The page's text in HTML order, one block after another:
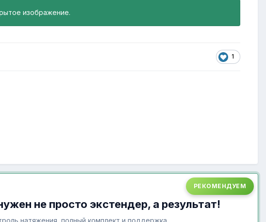
изображение.
1
РЕКОМЕНДУЕМ
не просто экстендер, а результат!